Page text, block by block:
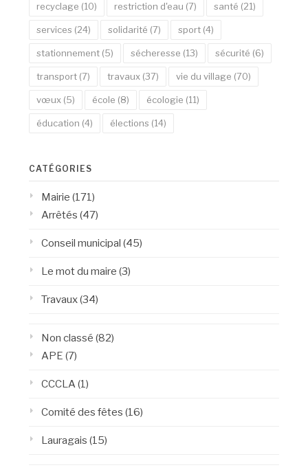
recyclage (10) restriction d'eau (7) santé (21)
services (24) solidarité (7) sport (4)
stationnement (5) sécheresse (13) sécurité (6)
transport (7) travaux (37) vie du village (70)
vœux (5) école (8) écologie (11)
éducation (4) élections (14)
CATÉGORIES
Mairie (171)
Arrêtés (47)
Conseil municipal (45)
Le mot du maire (3)
Travaux(34)
Non classé (82)
APE (7)
CCCLA(1)
Comité des fêtes (16)
Lauragais (15)